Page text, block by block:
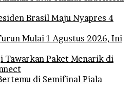
Brasil Maju Nyapres 4
Mulai 1 Agustus 2026, Ini
Tawarkan Paket Menarik di
di Semifinal Piala